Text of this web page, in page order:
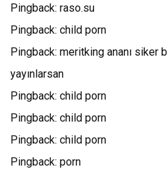
Pingback: raso.su
Pingback: child porn
Pingback: meritking ananı siker
yayınlarsan
Pingback: child porn
Pingback: child porn
Pingback: child porn
Pingback: porn